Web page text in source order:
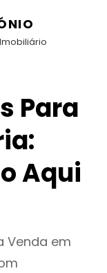
Para
Aqui
Venda em